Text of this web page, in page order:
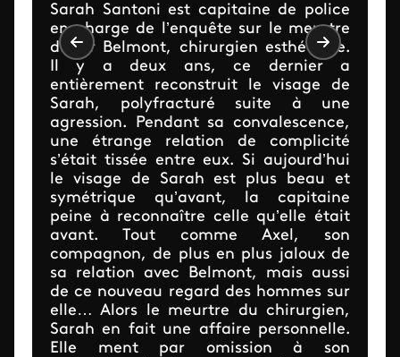
Sarah Santoni est capitaine de police
en charge de l’enquête sur le meurtre
du Dr Belmont, chirurgien esthétique.
Il y a deux ans, ce dernier a
entièrement reconstruit le visage de
Sarah, polyfracturé suite à une
agression. Pendant sa convalescence,
une étrange relation de complicité
s’était tissée entre eux. Si aujourd’hui
le visage de Sarah est plus beau et
symétrique qu’avant, la capitaine
peine à reconnaître celle qu’elle était
avant. Tout comme Axel, son
compagnon, de plus en plus jaloux de
sa relation avec Belmont, mais aussi
de ce nouveau regard des hommes sur
elle… Alors le meurtre du chirurgien,
Sarah en fait une affaire personnelle.
Elle ment par omission à son